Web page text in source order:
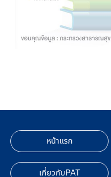
หน้าแรก
เกี่ยวกับPAT